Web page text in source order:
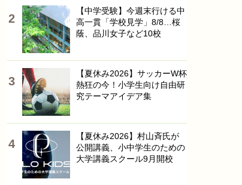
【中学受験】今週末行ける中
高一貫「学校見学」8/8…桜
蔭、品川女子など10校
【夏休み2026】サッカーW杯
熱狂の今！小学生向け自由研
究テーマアイデア集
【夏休み2026】村山斉氏が
公開講義、小中学生のための
大学講義スクール9月開校